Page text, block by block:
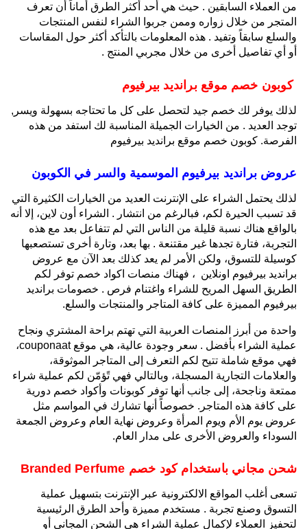
من العملاء السابقين . حيث هي أحد أكثر الطرق أماناً أن تعرف
المتجر من خلال زواره وممن جربوا الشراء لنفس المنتجات
والسلع سابقاً وتفيد . هذه المعلومات بالتأكد أكثر حول المقاسات
أو أي تفاصيل أخرى من خلال مجربي المنتج .
كوبون خصم موقع برانديد بيرفيوم
لذلك يوفر لك خصم جيد لتحصل على كل ما تحتاجه بسهولة ويسر,
توجد العديد . من الخيارات الجميلة المناسبة لك استفد من هذه
الفرصة. كوبون خصم موقع برانديد بيرفيوم
عروض برانديد بيرفيوم الموسمية والسر في الكوبون
لذلك يحتمل الشراء على الإنترنت العديد من الخيارات الكثيرة التي
قد تسبب الحيرة لكم، فبالرغم من انتشار . الشراء أون لاين، إلا أنه
بالواقع هناك نسبة قليلة من الناس التي لم تتفاعل بعد مع هذه
التجربة، فتارة تجدها غير مقتنعة . بها بعد، وتارة أخرى تستصعبها
كوسيلة للتسوق، ولكن الأمر لم يعد كذلك بعد الآن مع عروض
برانديد بيرفيوم اونلاين ، فهناك منصات اكواد خصم توفر لكم
الطريق السهل المريح للشراء واغتنام فرص . خصومات برانديد
بيرفيوم المميزة على كافة المتاجر والمنتجات والسلع.
واحدة من أبرز المنصات العربية التي تهتم براحة المشتري ونجاح
عملية الشراء بأفضل . سعر وجودة عالية، هي موقع couponaat،
فهي موقع شاملة تتيح لكم التعرف إلى المتاجر الموثوقة،
والعلامات التجارية المسجلة، وبالتالي فهي تًؤمّن لكم عملية شراء
ممتعة وناجحة، إلى جانب أنها توفر كوبونات وأكواد خصم دورية
على كافة هذه المتاجر. خصوصاً أنها تشارك في المواسم مثل
عروض يوم الأم ويوم المرأة وعروض نهاية العام وعروض الجمعة
السوداء والعروض الأخرى على مدار العام.
شحن مجاني باستخدام كود خصم Branded Perfume
تسعى أغلب المواقع الالكترونية عبر الإنترنت بتسهيل عملية
التسوق وصنع تجربة . مستخدم مميزة وأحد الطرق الرئيسية
لتحفيز العملاء لإكمال عملية الشراء هي الشحن المجاني أو